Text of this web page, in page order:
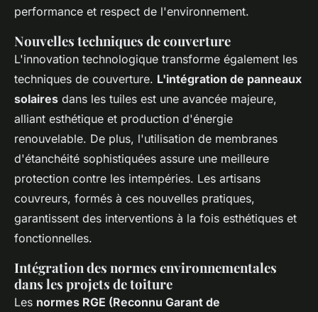
performance et respect de l'environnement.
Nouvelles techniques de couverture
L'innovation technologique transforme également les
techniques de couverture. L'intégration de panneaux
solaires dans les tuiles est une avancée majeure,
alliant esthétique et production d'énergie
renouvelable. De plus, l'utilisation de membranes
d'étanchéité sophistiquées assure une meilleure
protection contre les intempéries. Les artisans
couvreurs, formés à ces nouvelles pratiques,
garantissent des interventions à la fois esthétiques et
fonctionnelles.
Intégration des normes environnementales
dans les projets de toiture
Les normes RGE (Reconnu Garant de